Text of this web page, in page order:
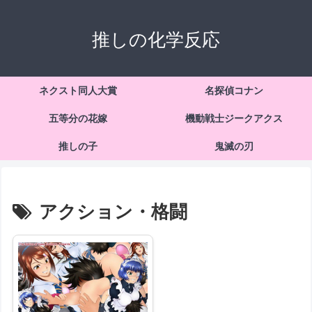
推しの化学反応
ネクスト同人大賞 名探偵コナン
五等分の花嫁 機動戦士ジークアクス
推しの子 鬼滅の刃
アクション・格闘